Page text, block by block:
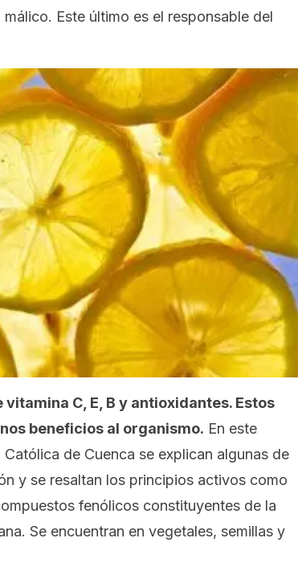
Este último es el responsable del
C, E, B y antioxidantes. Estos
beneficios al organismo. En este
de Cuenca se explican algunas de
y se resaltan los principios activos como
fenólicos constituyentes de la
Se encuentran en vegetales, semillas y